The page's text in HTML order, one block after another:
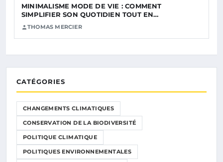
MINIMALISME MODE DE VIE : COMMENT
SIMPLIFIER SON QUOTIDIEN TOUT EN…
THOMAS MERCIER
CATÉGORIES
CHANGEMENTS CLIMATIQUES
CONSERVATION DE LA BIODIVERSITÉ
POLITIQUE CLIMATIQUE
POLITIQUES ENVIRONNEMENTALES